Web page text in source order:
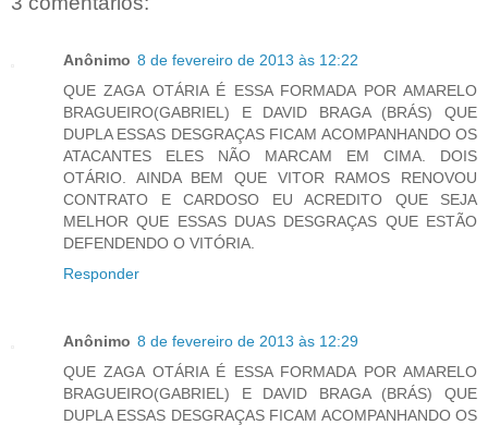
Anônimo 8 de fevereiro de 2013 às 12:22
QUE ZAGA OTÁRIA É ESSA FORMADA POR AMARELO
BRAGUEIRO(GABRIEL) E DAVID BRAGA (BRÁS) QUE
DUPLA ESSAS DESGRAÇAS FICAM ACOMPANHANDO OS
ATACANTES ELES NÃO MARCAM EM CIMA. DOIS
OTÁRIO. AINDA BEM QUE VITOR RAMOS RENOVOU
CONTRATO E CARDOSO EU ACREDITO QUE SEJA
MELHOR QUE ESSAS DUAS DESGRAÇAS QUE ESTÃO
DEFENDENDO O VITÓRIA.
Responder
Anônimo 8 de fevereiro de 2013 às 12:29
QUE ZAGA OTÁRIA É ESSA FORMADA POR AMARELO
BRAGUEIRO(GABRIEL) E DAVID BRAGA (BRÁS) QUE
DUPLA ESSAS DESGRAÇAS FICAM ACOMPANHANDO OS